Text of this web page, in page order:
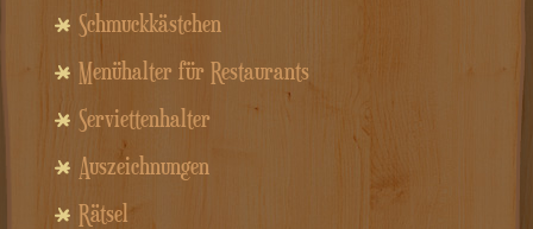
Schmuckkästchen
Menühalter für Restaurants
Serviettenhalter
Auszeichnungen
Rätsel